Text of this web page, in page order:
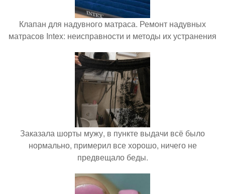
Клапан для надувного матраса. Ремонт надувных
матрасов Intex: неисправности и методы их устранения
Заказала шорты мужу, в пункте выдачи всё было
нормально, примерил все хорошо, ничего не
предвещало беды.